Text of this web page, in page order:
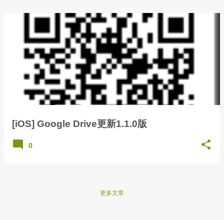
[iOS] Google Drive更新1.1.0版
0
更多文章